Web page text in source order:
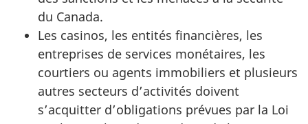
du Canada.
Les casinos, les entités financières, les
entreprises de services monétaires, les
courtiers ou agents immobiliers et plusieurs
autres secteurs d’activités doivent
s’acquitter d’obligations prévues par la Loi